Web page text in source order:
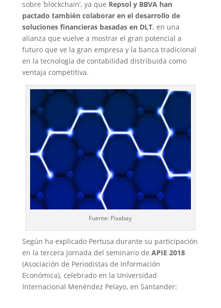
sobre ‘blockchain’, ya que Repsol y BBVA han
pactado también colaborar en el desarrollo de
soluciones financieras basadas en DLT, en una
alianza que vuelve a mostrar el gran potencial a
futuro que ve la gran empresa y la banca tradicional
en la tecnología de contabilidad distribuida como
ventaja competitiva.
Fuente: Pixabay
Según ha explicado Pertusa durante su participación
en la tercera jornada del seminario de APIE 2018
(Asociación de Periodistas de Información
Económica), celebrado en la Universidad
Internacional Menéndez Pelayo, en Santander: